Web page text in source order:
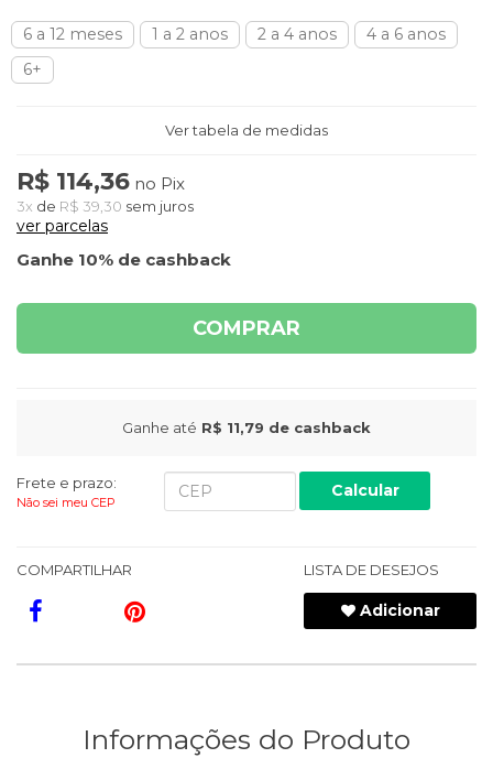
6 a 12 meses 1 a 2 anos 2 a 4 anos
4 a 6 anos
6+
Ver tabela de medidas
R$ 114,36 no Pix
3x de R$ 39,30 sem juros
ver parcelas
Ganhe 10% de cashback
COMPRAR
Ganhe até R$ 11,79 de cashback
Frete e prazo:
Não sei meu CEP
Calcular
COMPARTILHAR LISTA DE DESEJOS
Adicionar
Informações do Produto